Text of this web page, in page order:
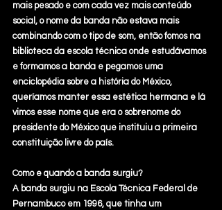
mais pesado e com cada vez mais conteúdo
social, o nome da banda não estava mais
combinando com o tipo de som, então fomos na
biblioteca da escola técnica onde estudávamos
e formamos a banda e pegamos uma
enciclopédia sobre a história do México,
queríamos manter essa estética hermana e lá
vimos esse nome que era o sobrenome do
presidente do México que instituiu a primeira
constituição livre do país.
Como e quando a banda surgiu?
A banda surgiu na Escola Técnica Federal de
Pernambuco em 1996, que tinha um